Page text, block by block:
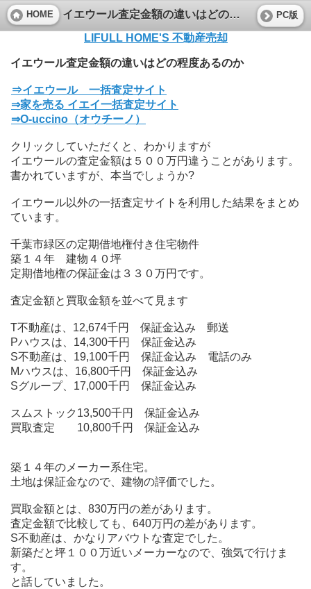
HOME イエウール査定金額の違いはどの程度あるのか PC版
LIFULL HOME'S 不動産売却
イエウール査定金額の違いはどの程度あるのか
⇒イエウール 一括査定サイト
⇒家を売る イエイ一括査定サイト
⇒O-uccino（オウチーノ）
クリックしていただくと、わかりますが
イエウールの査定金額は５００万円違うことがあります。
書かれていますが、本当でしょうか?
イエウール以外の一括査定サイトを利用した結果をまとめ
ています。
千葉市緑区の定期借地権付き住宅物件
築１４年 建物４０坪
定期借地権の保証金は３３０万円です。
査定金額と買取金額を並べて見ます
T不動産は、12,674千円 保証金込み 郵送
Pハウスは、14,300千円 保証金込み
S不動産は、19,100千円 保証金込み 電話のみ
Mハウスは、16,800千円 保証金込み
Sグループ、17,000千円 保証金込み
スムストック13,500千円 保証金込み
買取査定 10,800千円 保証金込み
築１４年のメーカー系住宅。
土地は保証金なので、建物の評価でした。
買取金額とは、830万円の差があります。
査定金額で比較しても、640万円の差があります。
S不動産は、かなりアバウトな査定でした。
新築だと坪１００万近いメーカーなので、強気で行けま
す。
と話していました。